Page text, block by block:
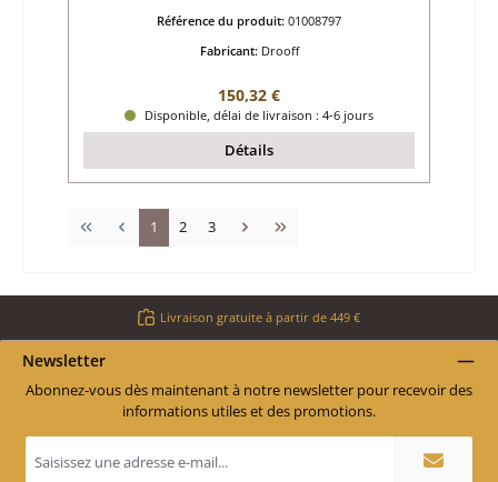
Référence du produit: 01008797
Fabricant: Drooff
Prix régulier :
150,32 €
Disponible, délai de livraison : 4-6 jours
Détails
Page
1 Page
2 Page
3
Livraison gratuite à partir de 449 €
Newsletter
Abonnez-vous dès maintenant à notre newsletter pour recevoir des
informations utiles et des promotions.
e-